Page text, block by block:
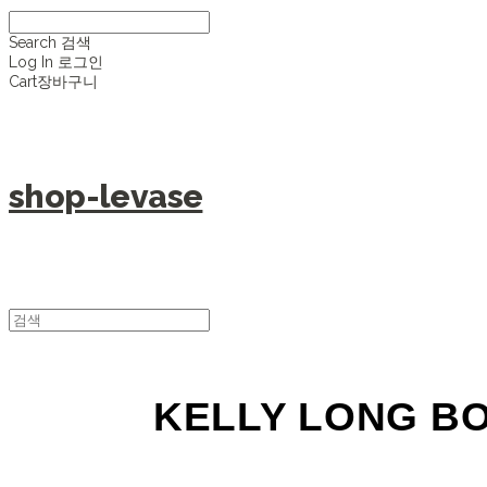
Search 검색
Log In 로그인
Cart장바구니
shop-levase
KELLY LONG